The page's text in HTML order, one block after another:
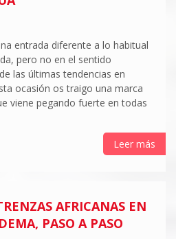
entrada diferente a lo habitual
pero no en el sentido
las últimas tendencias en
ocasión os traigo una marca
viene pegando fuerte en todas
Leer más
AFRICANAS EN
PASO A PASO